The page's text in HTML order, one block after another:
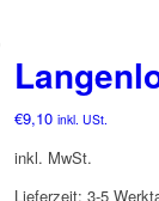
€9,10 inkl. USt.
inkl. MwSt.
Lieferzeit: 3-5